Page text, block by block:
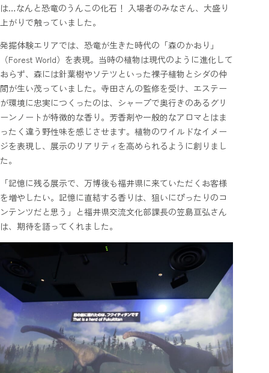
は…なんと恐竜のうんこの化石！ 入場者のみなさん、大盛り
上がりで触っていました。
発掘体験エリアでは、恐竜が生きた時代の「森のかおり」
（Forest World）を表現。当時の植物は現代のように進化して
おらず、森には針葉樹やソテツといった裸子植物とシダの仲
間が生い茂っていました。寺田さんの監修を受け、エステー
が環境に忠実につくったのは、シャープで奥行きのあるグリ
ーンノートが特徴的な香り。芳香剤や一般的なアロマとはま
ったく違う野性味を感じさせます。植物のワイルドなイメー
ジを表現し、展示のリアリティを高められるように創りまし
た。
「記憶に残る展示で、万博後も福井県に来ていただくお客様
を増やしたい。記憶に直結する香りは、狙いにぴったりのコ
ンテンツだと思う」と福井県交流文化部課長の笠島亘弘さん
は、期待を語ってくれました。